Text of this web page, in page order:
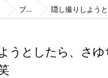
ブログ 隠し撮りしようとしたら、
うとしたら、さゆ